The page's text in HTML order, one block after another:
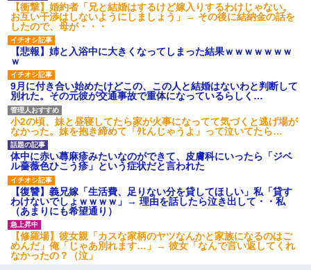
【衝撃】婚約者「兄と結婚はするけど嫁入りするわけじゃない。
お互い干渉はしないようにしましょう」→ その後に結納金の話を
したので、母が・・・
【悲報】姉と入浴中に大きくなってしまった結果ｗｗｗｗｗｗｗ
ｗ
9月に付き合い始めたけどこの、この人と結婚はないわと判断して
別れた。その元彼が交通事故で重体になっているらしく…
小2の頃、妹と昼寝してたら家が火事になってて気づくと逃げ場が
なかった。妹を抱き締めて「ﾀﾋんじゃうよ」って泣いてたら…
体中に赤い蕁麻疹みたいなのができて、皮膚科にいったら「ジベ
ル薔薇色ひこう疹」という症状だと言われた
【復讐】義兄嫁「生活費、足りない分を貸してほしい」私「貸す
わけないでしょｗｗｗｗ」→ 理由を話したら泣き出して・・私
（あまりにも希望通り）
【修羅場】彼女親「カスな家柄のヤツなんかと家族になるのはご
めんだ」俺「じゃあ別れます…」→ 彼女「なんで言い返してくれ
なかったの？（泣」